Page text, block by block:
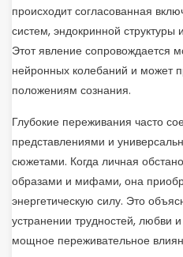
происходит согласованная
систем, эндокринной структуры
Этот явление сопровождается
нейронных колебаний и может
положениям сознания.
Глубокие переживания часто
представлениями и
сюжетами. Когда личная
образами и мифами, она
энергетическую силу. Это
устранении трудностей, любви
мощное переживательное